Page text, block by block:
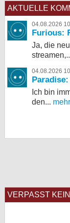
AKTUELLE
04.08.2026
Furious:
Ja, die
04.08.2026
Ich bin
den... mehr
VERPASST